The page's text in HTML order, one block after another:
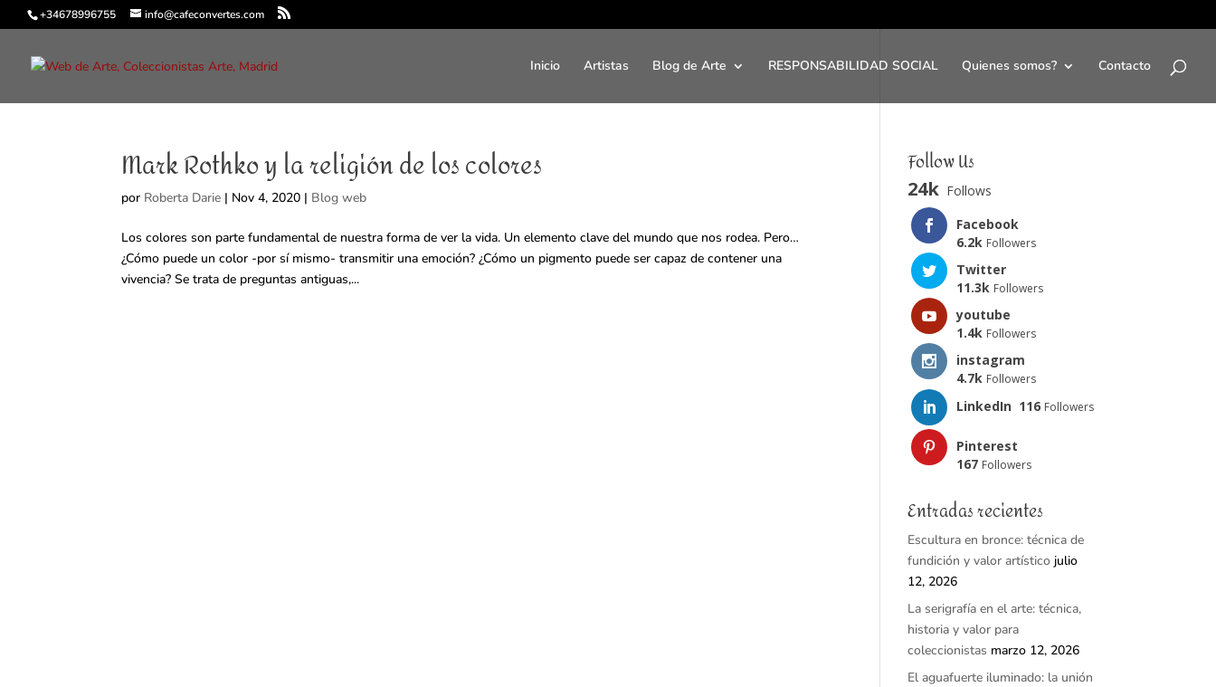
+34678996755 info@cafeconvertes.com
Inicio Artistas Blog de Arte RESPONSABILIDAD SOCIAL Quienes somos? Contacto
Mark Rothko y la religión de los colores
por Roberta Darie | Nov 4, 2020 | Blog web
Los colores son parte fundamental de nuestra forma de ver la vida. Un elemento clave del mundo que nos rodea. Pero…
¿Cómo puede un color -por sí mismo- transmitir una emoción? ¿Cómo un pigmento puede ser capaz de contener una
vivencia? Se trata de preguntas antiguas,...
Follow Us
24k Follows
Facebook
6.2k Followers
Twitter
11.3k Followers
youtube
1.4k Followers
instagram
4.7k Followers
LinkedIn 116 Followers
Pinterest
167 Followers
Entradas recientes
Escultura en bronce: técnica de
fundición y valor artístico julio
12, 2026
La serigrafía en el arte: técnica,
historia y valor para
coleccionistas marzo 12, 2026
El aguafuerte iluminado: la unión